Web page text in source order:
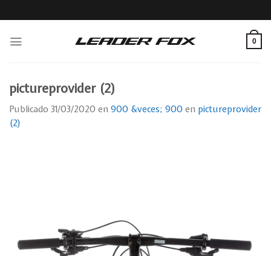
to
0
pictureprovider (2)
Publicado 31/03/2020 en 900 &veces; 900 en pictureprovider
(2)